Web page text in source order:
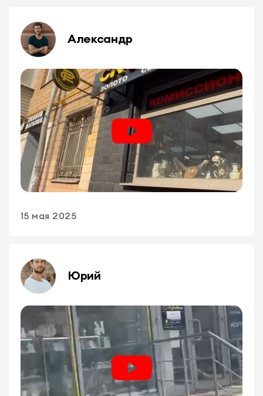
Александр
15 мая 2025
Юрий